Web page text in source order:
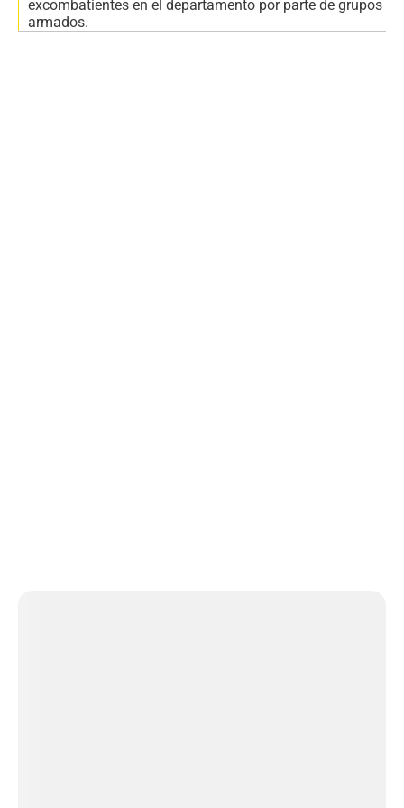
excombatientes en el departamento por parte de grupos
armados.